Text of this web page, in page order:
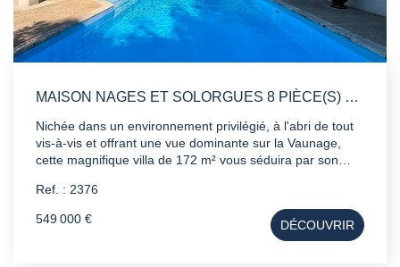
MAISON NAGES ET SOLORGUES 8 PIÈCE(S) 172 M2
Nichée dans un environnement privilégié, à l'abri de tout
vis-à-vis et offrant une vue dominante sur la Vaunage,
cette magnifique villa de 172 m² vous séduira par son
sérénité. Dès l'entrée, vous découvrirez une spacieuse et
lumineuse pièce de vie de 32m², ouverte sur une cuisine
entièrement équipée de 13m² avec son cellier attenant.
L'ensemble s'ouvre sur une agréable terrasse en L ,
Ref. : 2376
549 000 € DÉCOUVRIR